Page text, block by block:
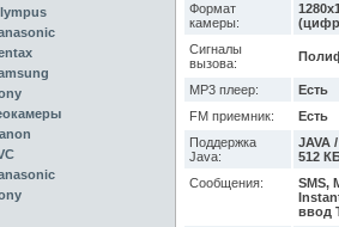
Формат
камеры:
Сигналы
вызова:
MP3 плеер:
Есть
FM приемник:
Есть
Поддержка
Java:
JAVA
512
Сообщения:
SMS,
ввод